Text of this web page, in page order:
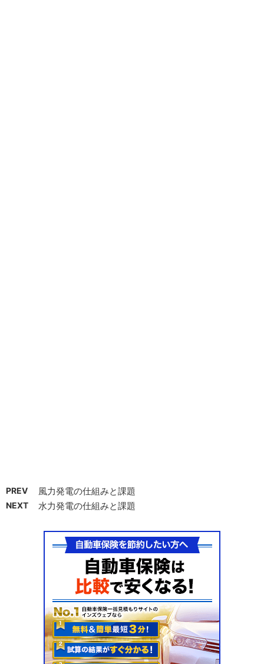
PREV 風力発電の仕組みと課題
NEXT 水力発電の仕組みと課題